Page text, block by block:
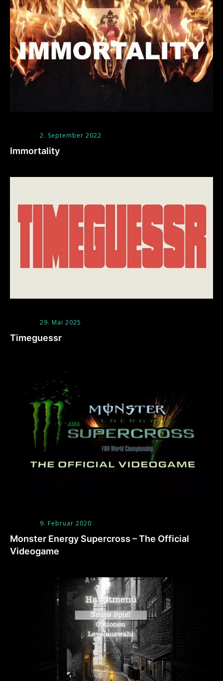
2. September 2022
Immortality
29. Mai 2025
Timeguessr
9. Februar 2020
Monster Energy Supercross – The Official
Videogame